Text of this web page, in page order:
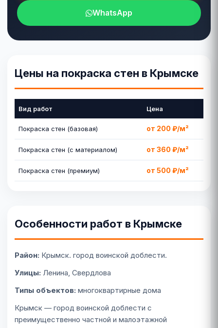
WhatsApp
Цены на покраска стен в Крымске
Вид работ Цена
Покраска стен (базовая) от 200 ₽/м²
Покраска стен (с материалом) от 360 ₽/м²
Покраска стен (премиум) от 500 ₽/м²
Особенности работ в Крымске
Район: Крымск. город воинской доблести.
Улицы: Ленина, Свердлова
Типы объектов: многоквартирные дома
Крымск — город воинской доблести с
преимущественно частной и малоэтажной